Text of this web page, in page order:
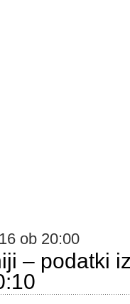
ob 20:00
– podatki